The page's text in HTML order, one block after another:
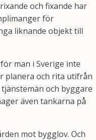
och fixande har
för
liknande objekt till
man i Sverige inte
planera och rita utifrån
och byggare
även tankarna på
mot bygglov. Och